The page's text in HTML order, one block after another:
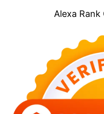
Alexa